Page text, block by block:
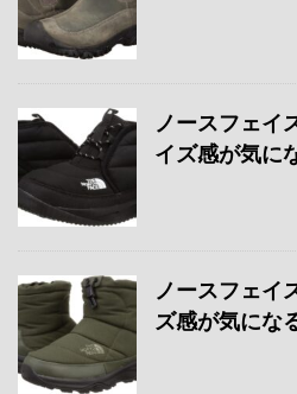
ノースフェイ
イズ感が気に
ノースフェイ
ズ感が気にな